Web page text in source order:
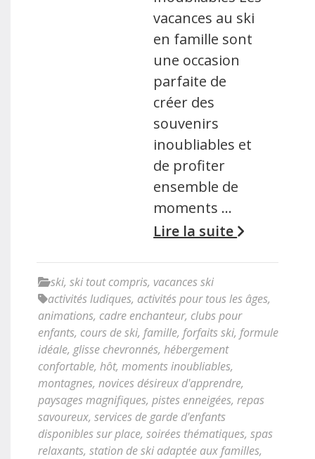
vacances au ski
en famille sont
une occasion
parfaite de
créer des
souvenirs
inoubliables et
de profiter
ensemble de
moments …
Lire la suite
ski, ski tout compris, vacances ski
activités ludiques, activités pour tous les âges,
animations, cadre enchanteur, clubs pour
enfants, cours de ski, famille, forfaits ski, formule
idéale, glisse chevronnés, hébergement
confortable, hôt, moments inoubliables,
montagnes, novices désireux d'apprendre,
paysages magnifiques, pistes enneigées, repas
savoureux, services de garde d'enfants
disponibles sur place, soirées thématiques, spas
relaxants, station de ski adaptée aux familles,